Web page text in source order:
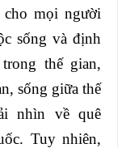
mọi người
sống và định
thế gian,
sống giữa thế
nhìn về quê
Tuy nhiên,